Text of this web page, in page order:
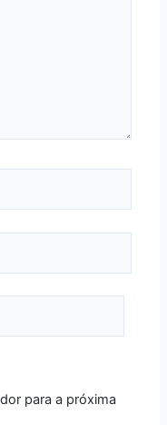
para a próxima